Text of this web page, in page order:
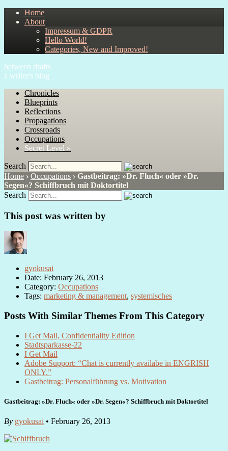
Home
About
Impressum & GDPR
Hello World!
Categories, New and Improved!
between drafts
a writer's blog
Chronicles
Blueprints
Reflections
Propagations
Crossroads
Occupations
Secret Level »
Search
Home › Occupations › Gastbeitrag: »Dr. Fluch« oder »Dr.
Segen«? Schiffbruch mit Doktortitel
Search
This post was written by
gyokusai
Date: February 26, 2013
Category: Occupations
Tags: marketing & management, systemisches
Posts With Similar Themes From This Category
I Get Mail, Confidentiality Edition
Stadtsparkasse-22
I Get Mail
Adobe Support: “Chat is currently availabe in ENGRISH
ONLY.”
Gastbeitrag: Personalführung vs. Motivation
Gastbeitrag: »Dr. Fluch« oder »Dr. Segen«? Schiffbruch mit Doktortitel
By gyokusai • February 26, 2013